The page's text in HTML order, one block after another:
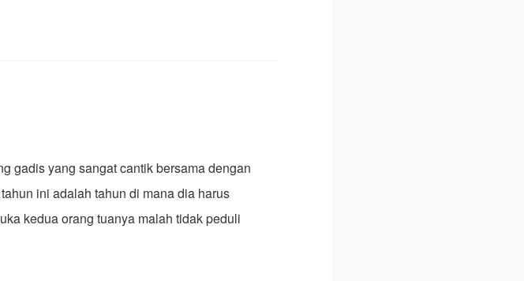
gadis yang sangat cantik bersama dengan
ini adalah tahun di mana dia harus
kedua orang tuanya malah tidak peduli